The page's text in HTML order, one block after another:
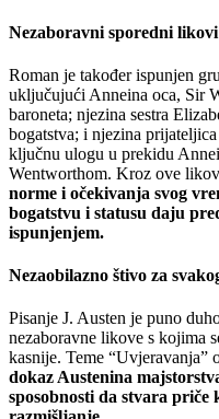
Nezaboravni sporedni likovi
Roman je također ispunjen
uključujući Anneina oca, Sir
baroneta; njezina sestra
bogatstva; i njezina
ključnu ulogu u prekidu
Wentworthom. Kroz ove
norme i očekivanja svog
bogatstvu i statusu daju
ispunjenjem.
Nezaobilazno štivo za
Pisanje J. Austen je puno
nezaboravne likove s kojima
kasnije. Teme “Uvjeravanja”
dokaz Austenina
sposobnosti da stvara priče